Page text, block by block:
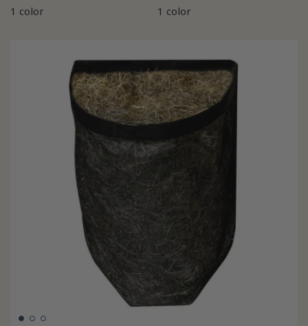
1 color
1 color